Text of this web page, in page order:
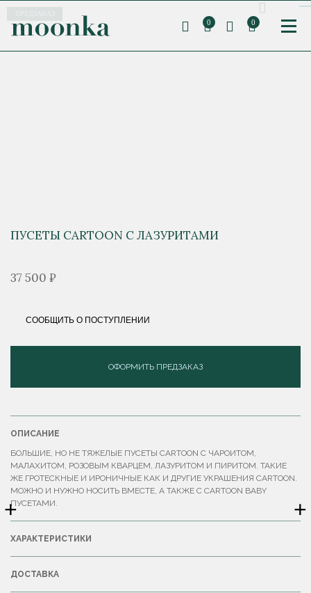
0 0
+ +
ПУСЕТЫ CARTOON C ЛАЗУРИТАМИ
37 500 ₽
СООБЩИТЬ О ПОСТУПЛЕНИИ
ОФОРМИТЬ ПРЕДЗАКАЗ
ОПИСАНИЕ
БОЛЬШИЕ, НО НЕ ТЯЖЕЛЫЕ ПУСЕТЫ CARTOON С ЧАРОИТОМ,
МАЛАХИТОМ, РОЗОВЫМ КВАРЦЕМ, ЛАЗУРИТОМ И ПИРИТОМ. ТАКИЕ
ЖЕ ГРОТЕСКНЫЕ И ИРОНИЧНЫЕ КАК И ДРУГИЕ УКРАШЕНИЯ CARTOON.
МОЖНО И НУЖНО НОСИТЬ ВМЕСТЕ, А ТАКЖЕ С CARTOON BABY
ПУСЕТАМИ.
ХАРАКТЕРИСТИКИ
ДОСТАВКА